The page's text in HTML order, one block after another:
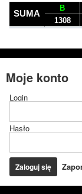
Moje konto
Login
Hasło